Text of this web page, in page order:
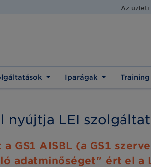
Az üzleti
Iparágak
nyújtja LEI
GS1 AISBL (a GS1
adatminőséget" ért el a